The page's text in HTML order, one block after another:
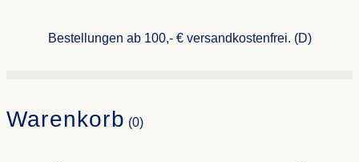
Bestellungen ab 100,- € versandkostenfrei. (D)
Warenkorb (0)